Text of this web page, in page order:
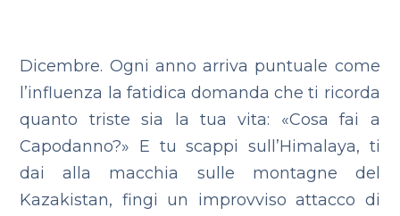
Dicembre. Ogni anno arriva puntuale come
l’influenza la fatidica domanda che ti ricorda
quanto triste sia la tua vita: «Cosa fai a
Capodanno?» E tu scappi sull’Himalaya, ti
dai alla macchia sulle montagne del
Kazakistan, fingi un improvviso attacco di